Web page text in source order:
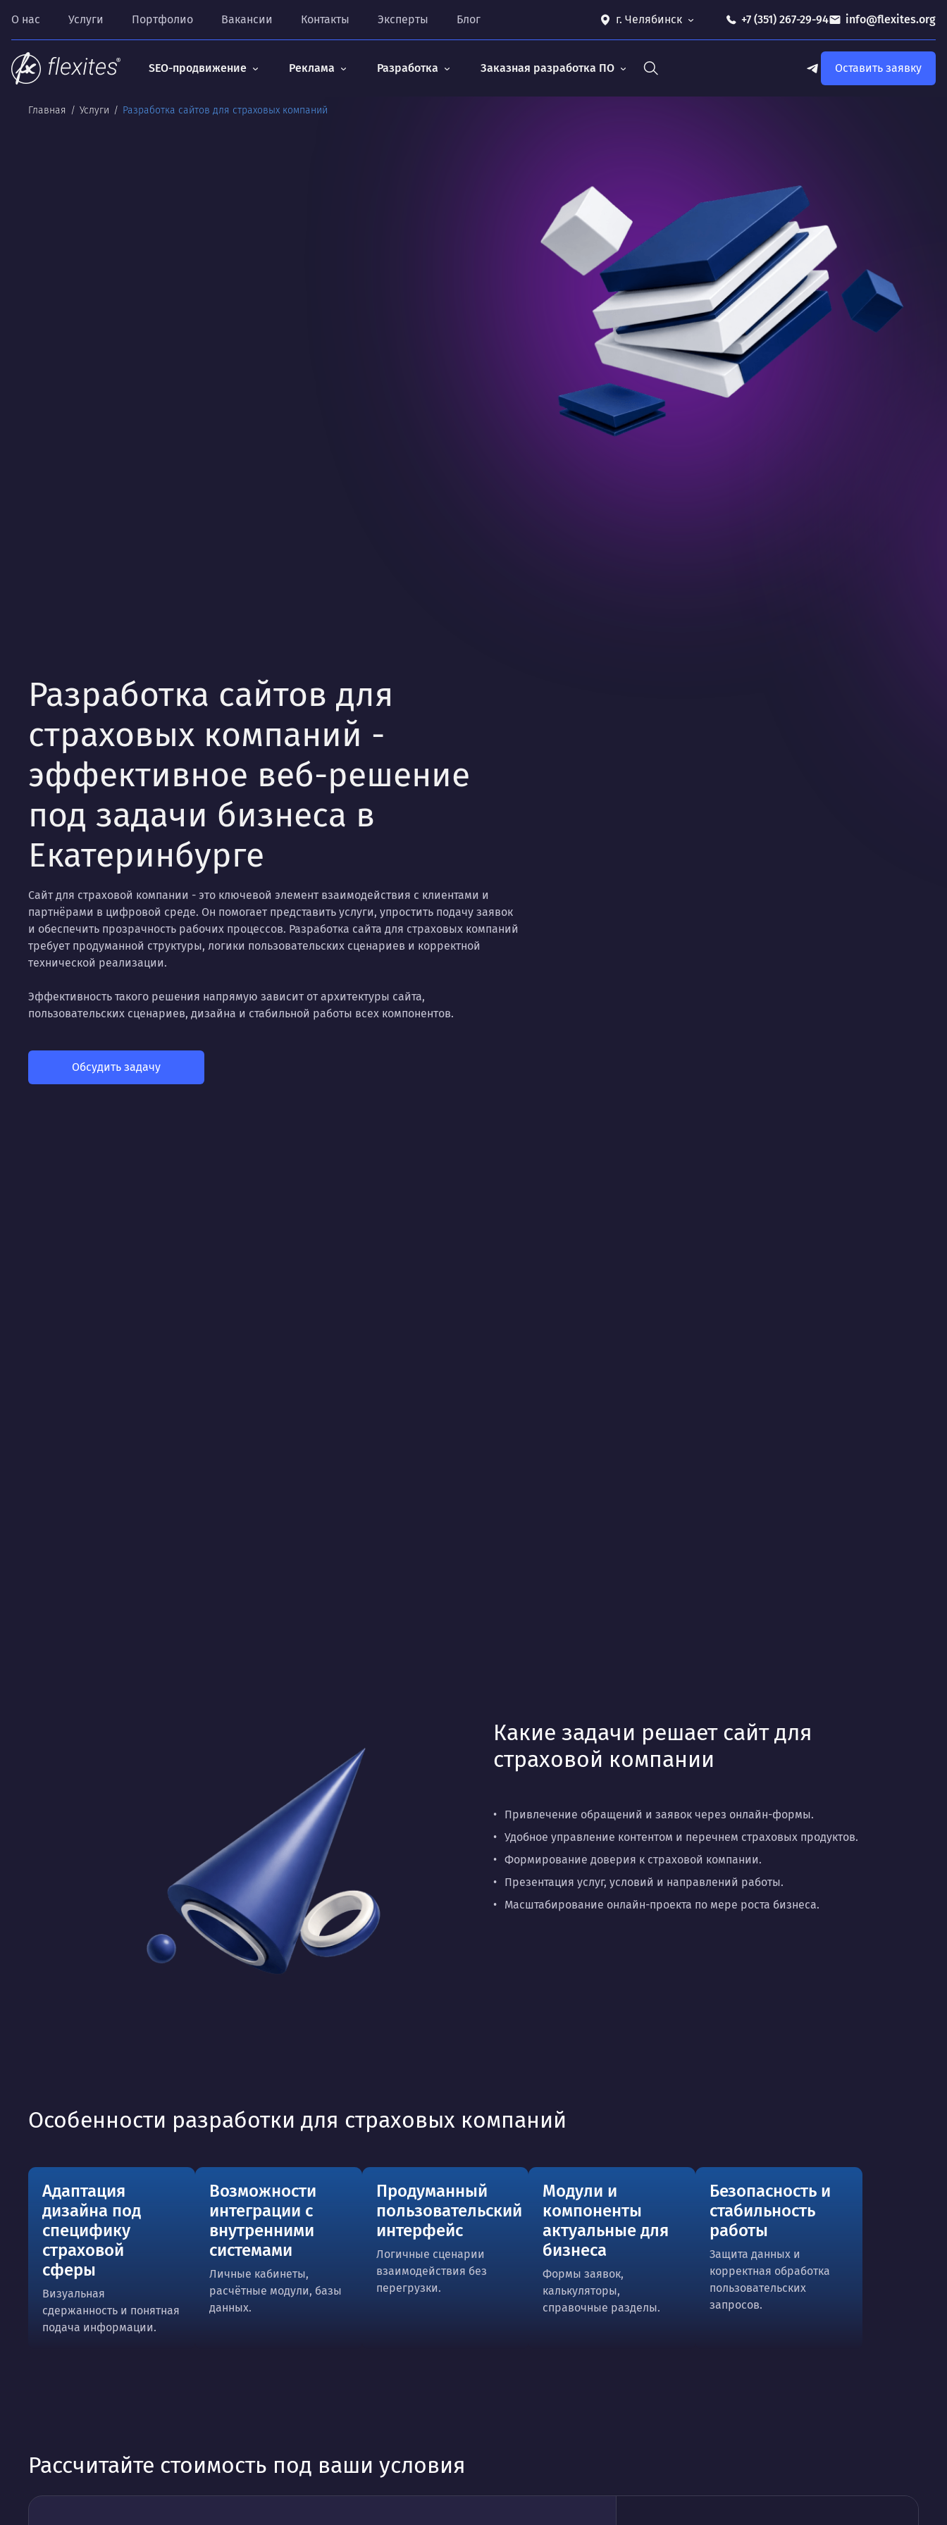
О нас Услуги Портфолио Вакансии Контакты Эксперты Блог г. Челябинск +7 (351) 267-29-94 info@flexites.org
SEO-продвижение Реклама Разработка Заказная разработка ПО Оставить заявку
Главная Услуги Разработка сайтов для страховых компаний
Разработка сайтов для
страховых компаний -
эффективное веб-решение
под задачи бизнеса в
Екатеринбурге
Сайт для страховой компании - это ключевой элемент взаимодействия с клиентами и
партнёрами в цифровой среде. Он помогает представить услуги, упростить подачу заявок
и обеспечить прозрачность рабочих процессов. Разработка сайта для страховых компаний
требует продуманной структуры, логики пользовательских сценариев и корректной
технической реализации.
Эффективность такого решения напрямую зависит от архитектуры сайта,
пользовательских сценариев, дизайна и стабильной работы всех компонентов.
Обсудить задачу
Какие задачи решает сайт для
страховой компании
Привлечение обращений и заявок через онлайн-формы.
Удобное управление контентом и перечнем страховых продуктов.
Формирование доверия к страховой компании.
Презентация услуг, условий и направлений работы.
Масштабирование онлайн-проекта по мере роста бизнеса.
Особенности разработки для страховых компаний
Адаптация
дизайна под
специфику
страховой
сферы
Визуальная
сдержанность и понятная
подача информации.
Возможности
интеграции с
внутренними
системами
Личные кабинеты,
расчётные модули, базы
данных.
Продуманный
пользовательский
интерфейс
Логичные сценарии
взаимодействия без
перегрузки.
Модули и
компоненты
актуальные для
бизнеса
Формы заявок,
калькуляторы,
справочные разделы.
Безопасность и
стабильность
работы
Защита данных и
корректная обработка
пользовательских
запросов.
Рассчитайте стоимость под ваши условия